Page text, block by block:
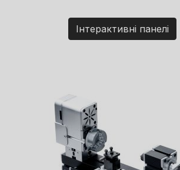
Інтерактивні панелі